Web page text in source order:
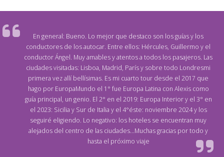
En general: Bueno. Lo mejor que destaco son los guías y los
conductores de los autocar. Entre ellos: Hércules, Guillermo y el
conductor Ángel. Muy amables y atentos a todos los pasajeros. Las
ciudades visitadas: Lisboa, Madrid, París y sobre todo Londresmi
primera vez allí bellísimas. Es mi cuarto tour desde el 2017 que
hago por EuropaMundo el 1° fue Europa Latina con Alexis como
guía principal, un genio. El 2° en el 2019: Europa Interior y el 3° en
el 2023: Sicilia y Sur de Italia y el 4°éste: noviembre 2024 y los
seguiré eligiendo. Lo negativo: los hoteles se encuentran muy
alejados del centro de las ciudades...Muchas gracias por todo y
hasta el próximo viaje